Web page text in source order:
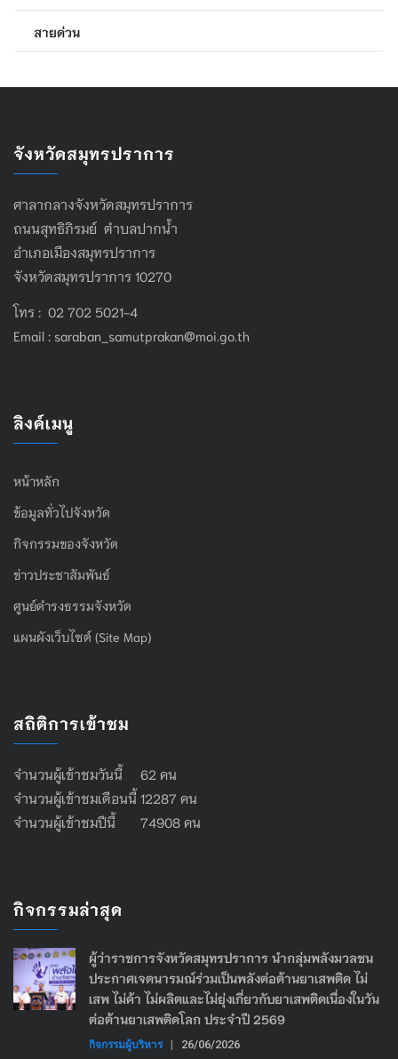
สายด่วน
จังหวัดสมุทรปราการ
ศาลากลางจังหวัดสมุทรปราการ
ถนนสุทธิภิรมย์ ตำบลปากน้ำ
อำเภอเมืองสมุทรปราการ
จังหวัดสมุทรปราการ 10270
โทร : 02 702 5021-4
Email : saraban_samutprakan@moi.go.th
ลิงค์เมนู
หน้าหลัก
ข้อมูลทั่วไปจังหวัด
กิจกรรมของจังหวัด
ข่าวประชาสัมพันธ์
ศูนย์ดำรงธรรมจังหวัด
แผนผังเว็บไซต์ (Site Map)
สถิติการเข้าชม
จำนวนผู้เข้าชมวันนี้ 62 คน
จำนวนผู้เข้าชมเดือนนี้ 12287 คน
จำนวนผู้เข้าชมปีนี้ 74908 คน
กิจกรรมล่าสุด
ผู้ว่าราชการจังหวัดสมุทรปราการ นำกลุ่มพลังมวลชน
ประกาศเจตนารมณ์ร่วมเป็นพลังต่อต้านยาเสพติด ไม่
เสพ ไม่ค้า ไม่ผลิตและไม่ยุ่งเกี่ยวกับยาเสพติดเนื่องในวัน
ต่อต้านยาเสพติดโลก ประจำปี 2569
กิจกรรมผู้บริหาร | 26/06/2026